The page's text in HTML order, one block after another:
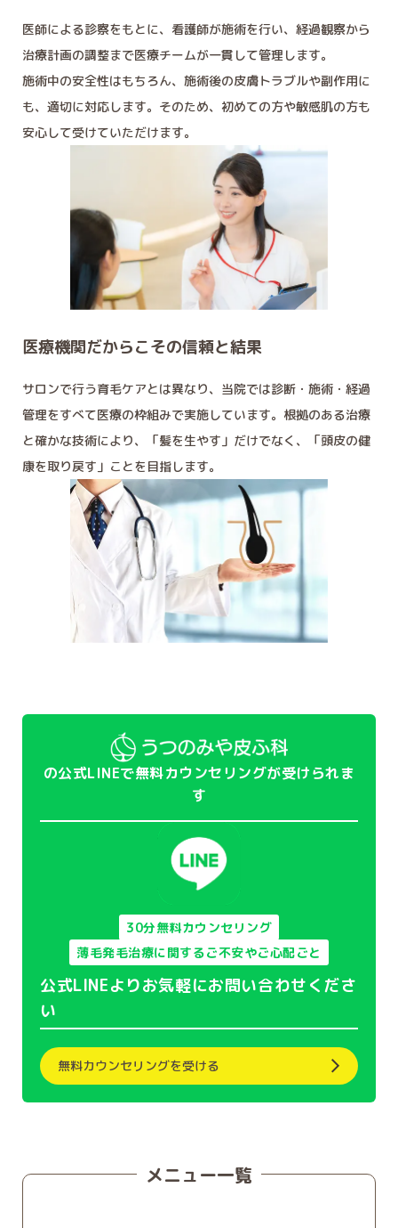
医師による診察をもとに、看護師が施術を行い、経過観察から
治療計画の調整まで医療チームが一貫して管理します。
施術中の安全性はもちろん、施術後の皮膚トラブルや副作用に
も、適切に対応します。そのため、初めての方や敏感肌の方も
安心して受けていただけます。
医療機関だからこその信頼と結果
サロンで行う育毛ケアとは異なり、当院では診断・施術・経過
管理をすべて医療の枠組みで実施しています。根拠のある治療
と確かな技術により、「髪を生やす」だけでなく、「頭皮の健
康を取り戻す」ことを目指します。
の公式LINEで無料カウンセリングが受けられま
す
30分無料カウンセリング
薄毛発毛治療に関するご不安やご心配ごと
公式LINEよりお気軽にお問い合わせくださ
い
無料カウンセリングを受ける
メニュー一覧